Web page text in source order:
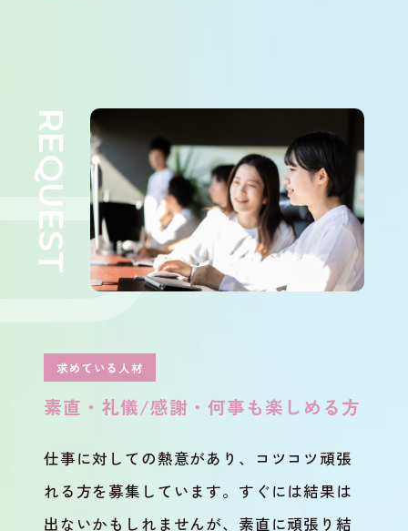
求めている人材
素直・礼儀/感謝・何事も楽しめる方
仕事に対しての熱意があり、コツコツ頑張
れる方を募集しています。すぐには結果は
出ないかもしれませんが、素直に頑張り結